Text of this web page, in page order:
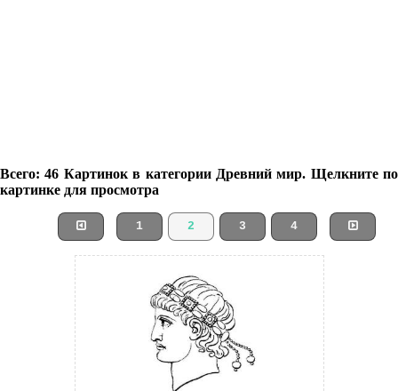
Всего: 46 Картинок в категории Древний мир. Щелкните по
картинке для просмотра
1 2 3 4